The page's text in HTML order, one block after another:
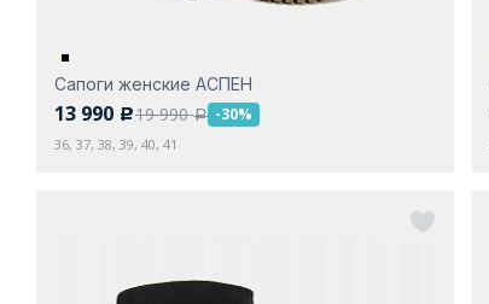
Сапоги женские АСПЕН
13 990 c19 990a -30%
36, 37, 38, 39, 40, 41